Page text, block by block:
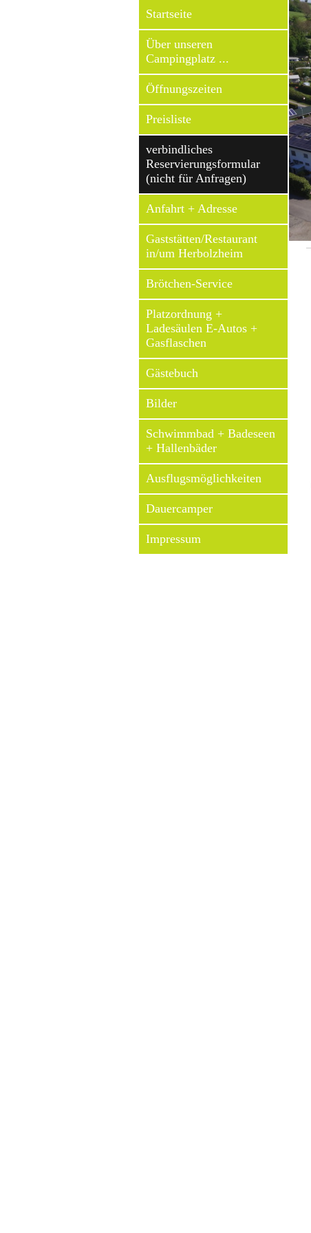
Startseite
Über unseren
Campingplatz ...
Öffnungszeiten
Preisliste
verbindliches
Reservierungsformular
(nicht für Anfragen)
Anfahrt + Adresse
Gaststätten/Restaurant
in/um Herbolzheim
Brötchen-Service
Platzordnung +
Ladesäulen E-Autos +
Gasflaschen
Gästebuch
Bilder
Schwimmbad + Badeseen
+ Hallenbäder
Ausflugsmöglichkeiten
Dauercamper
Impressum